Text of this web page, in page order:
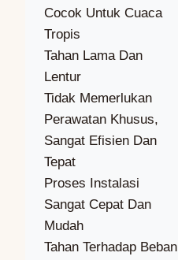
Cocok Untuk Cuaca
Tropis
Tahan Lama Dan
Lentur
Tidak Memerlukan
Perawatan Khusus,
Sangat Efisien Dan
Tepat
Proses Instalasi
Sangat Cepat Dan
Mudah
Tahan Terhadap Beban